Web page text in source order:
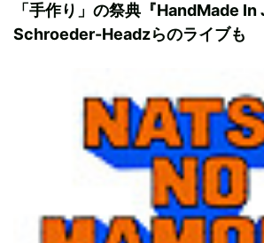
「手作り」の祭典『HandMade In
Schroeder-Headzらのライブも